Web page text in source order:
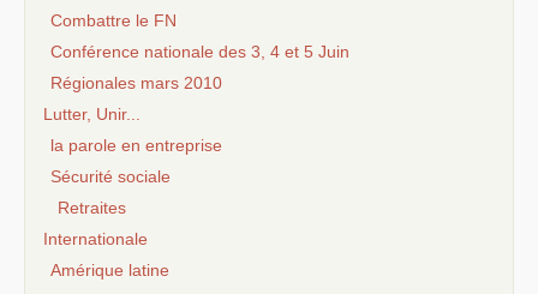
Combattre le FN
Conférence nationale des 3, 4 et 5 Juin
Régionales mars 2010
Lutter, Unir...
la parole en entreprise
Sécurité sociale
Retraites
Internationale
Amérique latine